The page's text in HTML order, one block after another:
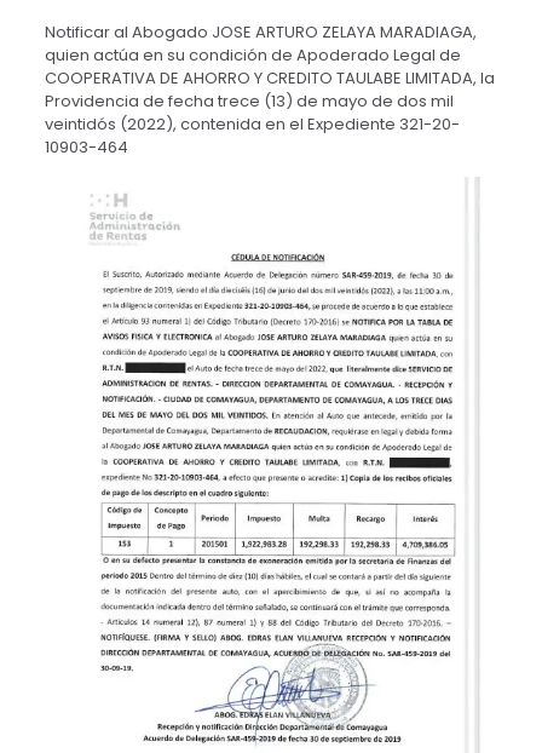
Notificar al Abogado JOSE ARTURO ZELAYA MARADIAGA,
quien actúa en su condición de Apoderado Legal de
COOPERATIVA DE AHORRO Y CREDITO TAULABE LIMITADA, la
Providencia de fecha trece (13) de mayo de dos mil
veintidós (2022), contenida en el Expediente 321-20-
10903-464